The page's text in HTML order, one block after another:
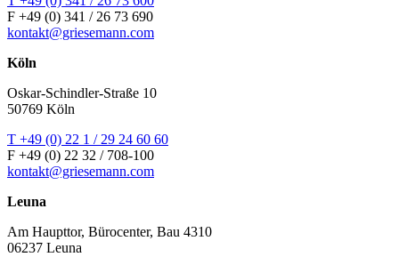
F +49 (0) 341 / 26 73 690
kontakt@griesemann.com
Köln
Oskar-Schindler-Straße 10
50769 Köln
T +49 (0) 22 1 / 29 24 60 60
F +49 (0) 22 32 / 708-100
kontakt@griesemann.com
Leuna
Am Haupttor, Bürocenter, Bau 4310
06237 Leuna